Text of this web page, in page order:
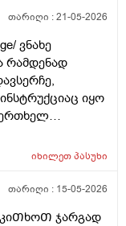
ან ვირუსიც
რაიმე
სმ ვარ, წონით
არ
არ ასცილებია.
ბოსტნეულს,
თუ მთელი
მერე თავს
მანამდეც
თარიღი :21-05-2026
ვნახე
რამდენად
იყო
ერთხელ
იხილეთპასუხი
თარიღი : 15-05-2026
ჯარგად